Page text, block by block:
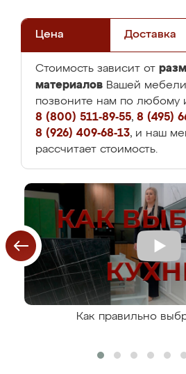
Цена Доставка
Стоимость зависит от
материалов Вашей
позвоните нам по любому
8 (800) 511-89-55, 8 (495)
8 (926) 409-68-13, и наш
рассчитает стоимость.
Как правильно